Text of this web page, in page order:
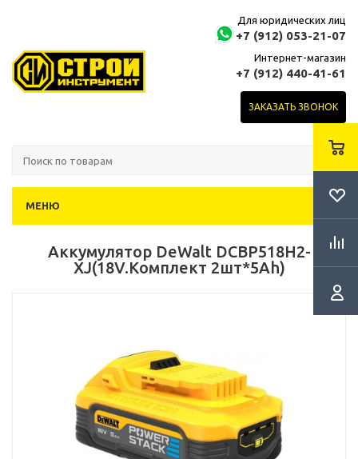
Для юридических лиц
+7 (912) 053-21-07
Интернет-магазин
+7 (912) 440-41-61
ЗАКАЗАТЬ ЗВОНОК
МЕНЮ
Аккумулятор DeWalt DCBP518H2-
XJ(18V.Комплект 2шт*5Ah)